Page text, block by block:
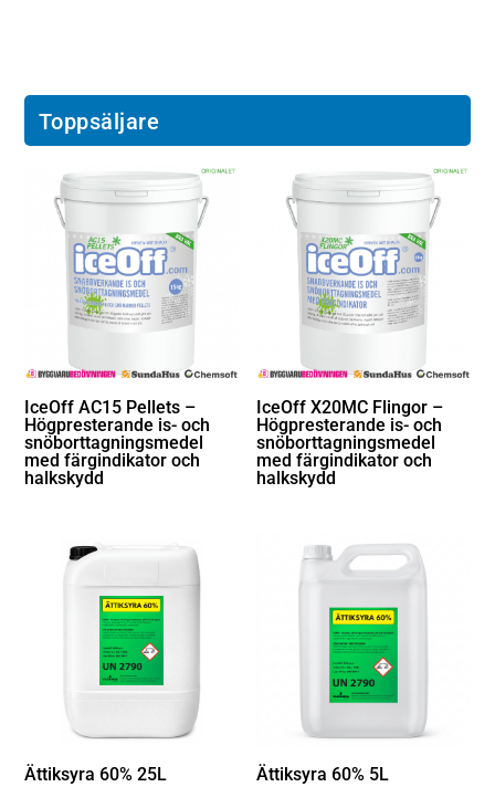
Toppsäljare
IceOff AC15 Pellets –
Högpresterande is- och
snöborttagningsmedel
med färgindikator och
halkskydd
IceOff X20MC Flingor –
Högpresterande is- och
snöborttagningsmedel
med färgindikator och
halkskydd
Ättiksyra 60% 25L Ättiksyra 60% 5L